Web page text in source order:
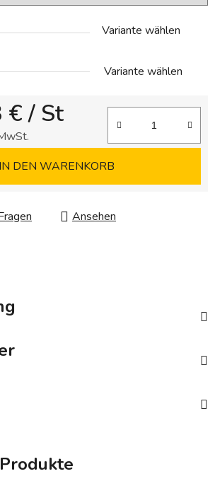
Variante wählen
Variante wählen
€ / St
IN DEN WARENKORB
Ansehen